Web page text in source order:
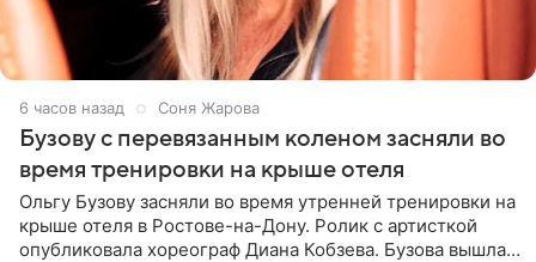
6 часов назад Соня Жарова
Бузову с перевязанным коленом засняли во
время тренировки на крыше отеля
Ольгу Бузову засняли во время утренней тренировки на
крыше отеля в Ростове-на-Дону. Ролик с артисткой
опубликовала хореограф Диана Кобзева. Бузова вышла